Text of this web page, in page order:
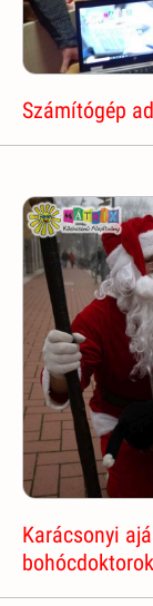
Számítógép
Karácsonyi